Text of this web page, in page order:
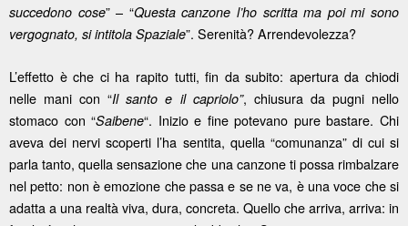
succedono cose” – “Questa canzone l’ho scritta ma poi mi sono
vergognato, si intitola Spaziale”. Serenità? Arrendevolezza?
L’effetto è che ci ha rapito tutti, fin da subito: apertura da chiodi
nelle mani con “Il santo e il capriolo”, chiusura da pugni nello
stomaco con “Saibene“. Inizio e fine potevano pure bastare. Chi
aveva dei nervi scoperti l’ha sentita, quella “comunanza” di cui si
parla tanto, quella sensazione che una canzone ti possa rimbalzare
nel petto: non è emozione che passa e se ne va, è una voce che si
adatta a una realtà viva, dura, concreta. Quello che arriva, arriva: in